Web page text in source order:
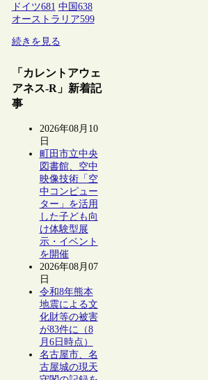
ドイツ681 中国 638
オーストラリア599
続きを見る
「カレントアウェ
アネス-R」新着記
事
2026年08月10
日
町田市立中央
図書館、空中
映像技術「空
中コンピュー
ター」を活用
した子ども向
け体験型展
示・イベント
を開催
2026年08月07
日
令和8年熊本
地震による文
化財等の被害
が83件に（8
月6日時点）
名古屋市、名
古屋城の現天